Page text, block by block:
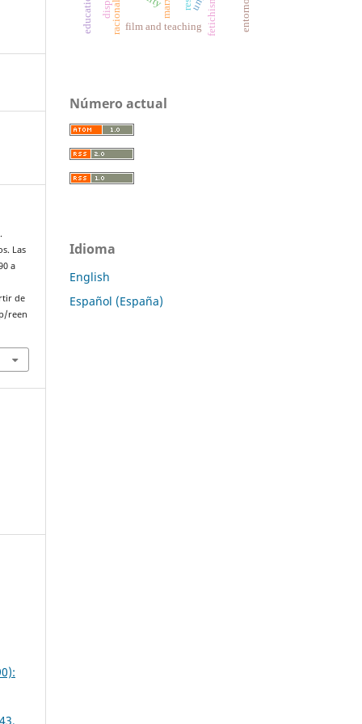
Las
a
de
reen
fetichismo
racionality marx
film and teaching
Número actual
Idioma
English
Español (España)